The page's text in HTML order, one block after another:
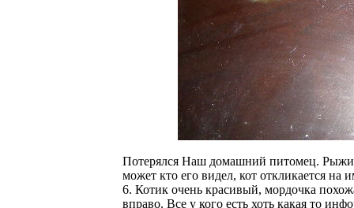
Потерялся Наш домашний питомец.
может кто его видел, кот откликается на
6. Котик очень красивый, мордочка
вправо. Все у кого есть хоть какая то